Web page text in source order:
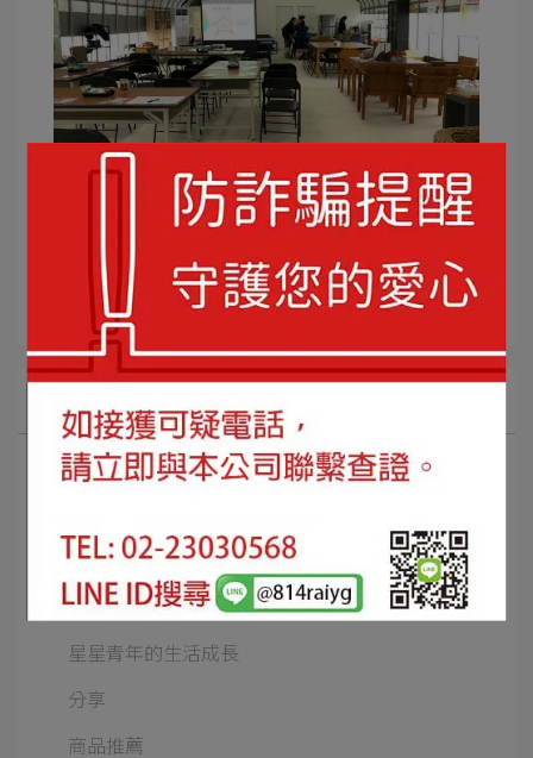
最新訊息
課程紀錄
團體參訪與捐贈
星星青年的生活成長
分享
商品推薦